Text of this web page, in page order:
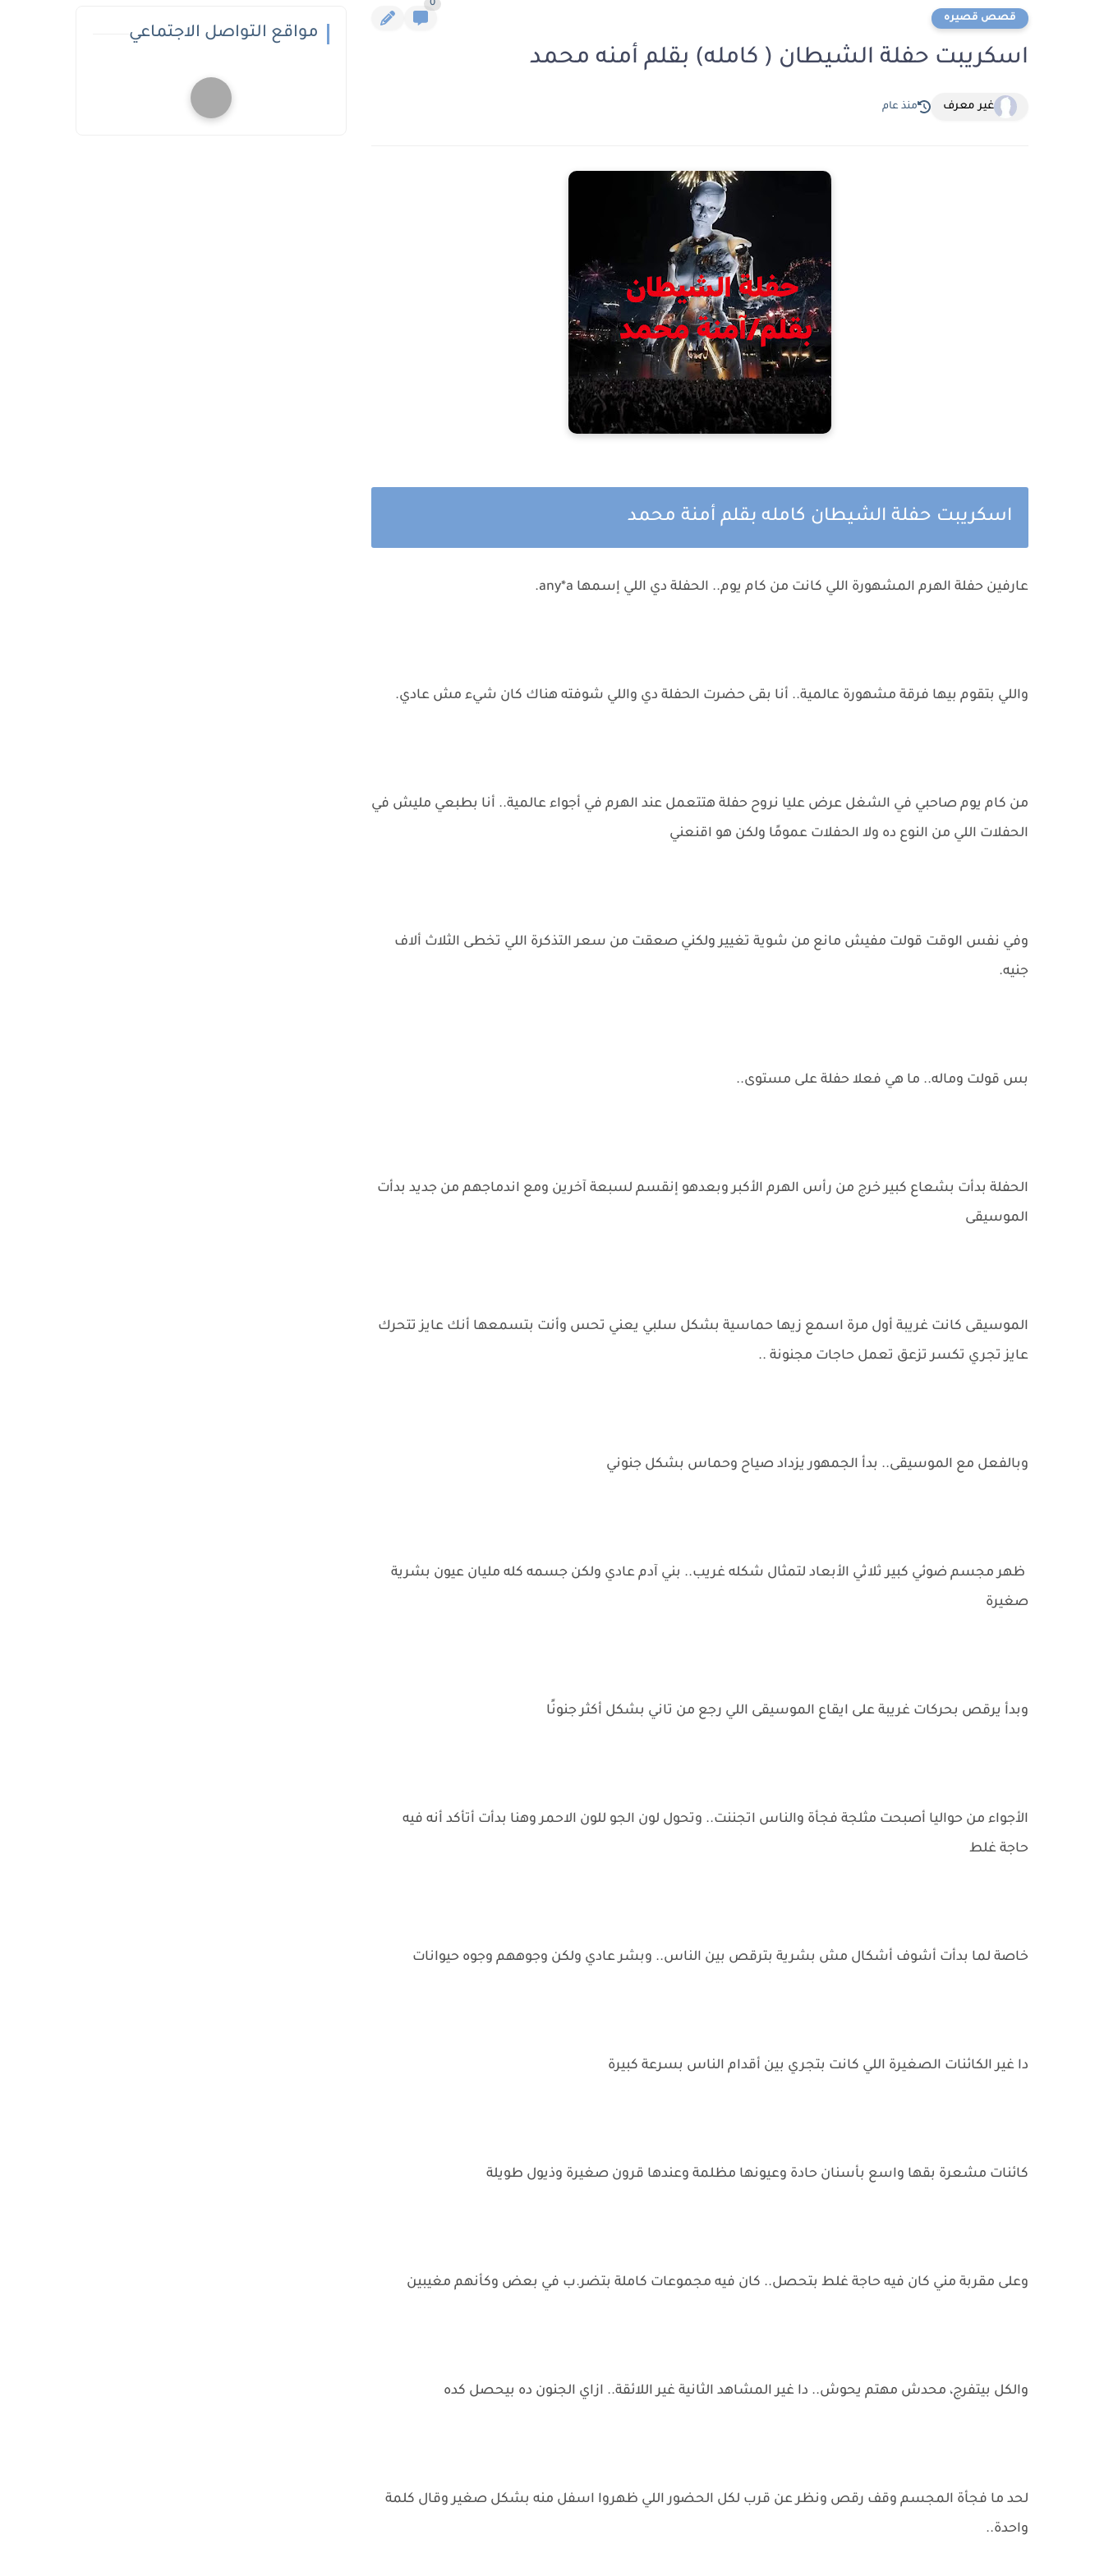
قصص قصيره
0
اسكريبت حفلة الشيطان ( كامله) بقلم أمنه محمد
غير معرف منذ عام
اسكريبت حفلة الشيطان كامله بقلم أمنة محمد
عارفين حفلة الهرم المشهورة اللي كانت من كام يوم.. الحفلة دي اللي إسمها any*a.
واللي بتقوم بيها فرقة مشهورة عالمية.. أنا بقى حضرت الحفلة دي واللي شوفته هناك كان شيء مش عادي.
من كام يوم صاحبي في الشغل عرض عليا نروح حفلة هتتعمل عند الهرم في أجواء عالمية.. أنا بطبعي مليش في
الحفلات اللي من النوع ده ولا الحفلات عمومًا ولكن هو اقنعني
وفي نفس الوقت قولت مفيش مانع من شوية تغيير ولكني صعقت من سعر التذكرة اللي تخطى الثلاث ألاف
جنيه.
بس قولت وماله.. ما هي فعلا حفلة على مستوى..
الحفلة بدأت بشعاع كبير خرج من رأس الهرم الأكبر وبعدهو إنقسم لسبعة آخرين ومع اندماجهم من جديد بدأت
الموسيقى
الموسيقى كانت غريبة أول مرة اسمع زيها حماسية بشكل سلبي يعني تحس وأنت بتسمعها أنك عايز تتحرك
عايز تجري تكسر تزعق تعمل حاجات مجنونة ..
وبالفعل مع الموسيقى.. بدأ الجمهور يزداد صياح وحماس بشكل جنوني
ظهر مجسم ضوئي كبير ثلاثي الأبعاد لتمثال شكله غريب.. بني آدم عادي ولكن جسمه كله مليان عيون بشرية
صغيرة
وبدأ يرقص بحركات غريبة على ايقاع الموسيقى اللي رجع من تاني بشكل أكثر جنونًا
الأجواء من حواليا أصبحت مثلجة فجأة والناس اتجننت.. وتحول لون الجو للون الاحمر وهنا بدأت أتأكد أنه فيه
حاجة غلط
خاصة لما بدأت أشوف أشكال مش بشرية بترقص بين الناس.. وبشر عادي ولكن وجوههم وجوه حيوانات
دا غير الكائنات الصغيرة اللي كانت بتجري بين أقدام الناس بسرعة كبيرة
كائنات مشعرة بقها واسع بأسنان حادة وعيونها مظلمة وعندها قرون صغيرة وذيول طويلة
وعلى مقربة مني كان فيه حاجة غلط بتحصل.. كان فيه مجموعات كاملة بتضر.ب في بعض وكأنهم مغيبين
والكل بيتفرج، محدش مهتم يحوش.. دا غير المشاهد الثانية غير اللائقة.. ازاي الجنون ده بيحصل كده
لحد ما فجأة المجسم وقف رقص ونظر عن قرب لكل الحضور اللي ظهروا اسفل منه بشكل صغير وقال كلمة
واحدة..
مواقع التواصل الاجتماعي